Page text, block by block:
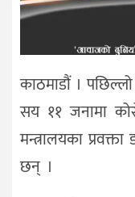
काठमाडौं ।
सय ११ जनामा
मन्त्रालयका
छन् ।